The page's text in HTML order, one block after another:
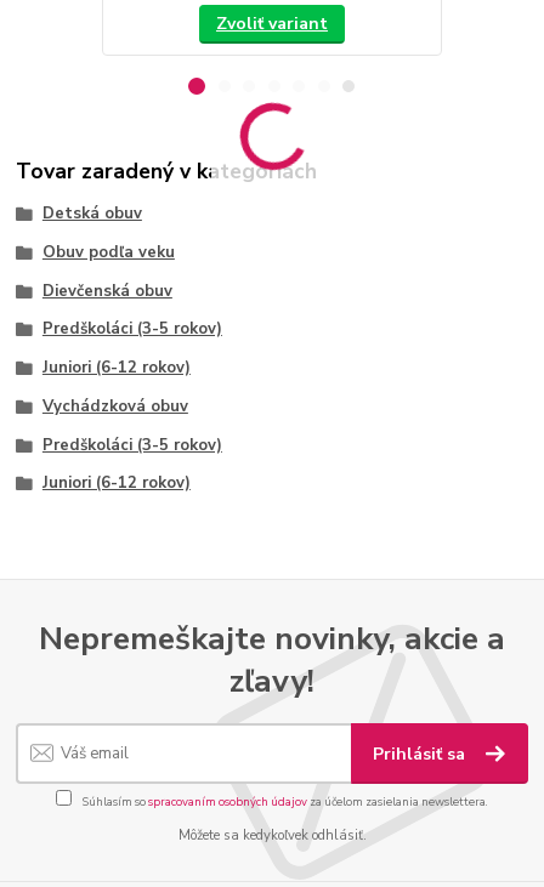
Zvoliť variant
Tovar zaradený v kategóriách
Detská obuv
Obuv podľa veku
Dievčenská obuv
Predškoláci (3-5 rokov)
Juniori (6-12 rokov)
Vychádzková obuv
Predškoláci (3-5 rokov)
Juniori (6-12 rokov)
Nepremeškajte novinky, akcie a
zľavy!
Prihlásiť sa
Súhlasím sospracovaním osobných údajov za účelom zasielania newslettera.
Môžete sa kedykoľvek odhlásiť.